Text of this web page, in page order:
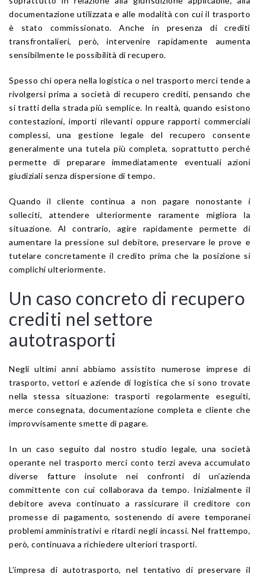
documentazione utilizzata e alle modalità con cui il trasporto
è stato commissionato. Anche in presenza di crediti
transfrontalieri, però, intervenire rapidamente aumenta
sensibilmente le possibilità di recupero.
Spesso chi opera nella logistica o nel trasporto merci tende a
rivolgersi prima a società di recupero crediti, pensando che
si tratti della strada più semplice. In realtà, quando esistono
contestazioni, importi rilevanti oppure rapporti commerciali
complessi, una gestione legale del recupero consente
generalmente una tutela più completa, soprattutto perché
permette di preparare immediatamente eventuali azioni
giudiziali senza dispersione di tempo.
Quando il cliente continua a non pagare nonostante i
solleciti, attendere ulteriormente raramente migliora la
situazione. Al contrario, agire rapidamente permette di
aumentare la pressione sul debitore, preservare le prove e
tutelare concretamente il credito prima che la posizione si
complichi ulteriormente.
Un caso concreto di recupero
crediti nel settore
autotrasporti
Negli ultimi anni abbiamo assistito numerose imprese di
trasporto, vettori e aziende di logistica che si sono trovate
nella stessa situazione: trasporti regolarmente eseguiti,
merce consegnata, documentazione completa e cliente che
improvvisamente smette di pagare.
In un caso seguito dal nostro studio legale, una società
operante nel trasporto merci conto terzi aveva accumulato
diverse fatture insolute nei confronti di un’azienda
committente con cui collaborava da tempo. Inizialmente il
debitore aveva continuato a rassicurare il creditore con
promesse di pagamento, sostenendo di avere temporanei
problemi amministrativi e ritardi negli incassi. Nel frattempo,
però, continuava a richiedere ulteriori trasporti.
L’impresa di autotrasporto, nel tentativo di preservare il